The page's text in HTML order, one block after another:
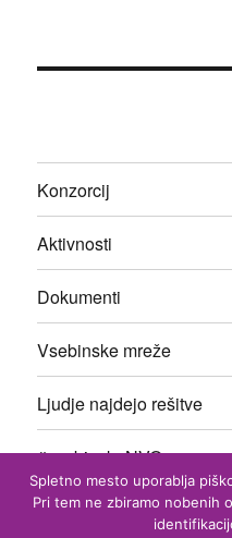
Konzorcij
Aktivnosti
Dokumenti
Vsebinske mreže
Ljudje najdejo rešitve
#vsebinskeNVO
Konzorcij vsebinskih mrež
Spletno mesto uporablja
Pri tem ne zbiramo nobenih